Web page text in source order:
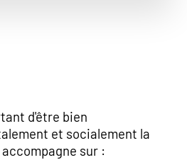
d'être bien
et socialement la
sur :